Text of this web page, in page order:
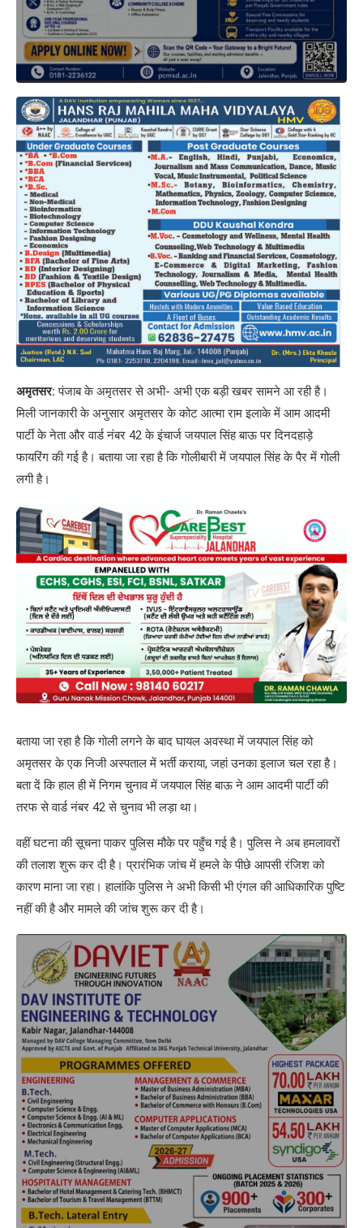
अमृतसर:पंजाब के अमृतसर से अभी- अभी एक बड़ी खबर सामने आ रही है।
मिली जानकारी के अनुसार अमृतसर के कोट आत्मा राम इलाके में आम आदमी
पार्टी के नेता और वार्ड नंबर 42 के इंचार्ज जयपाल सिंह बाऊ पर दिनदहाड़े
फायरिंग की गई है। बताया जा रहा है कि गोलीबारी में जयपाल सिंह के पैर में गोली
लगी है।
बताया जा रहा है कि गोली लगने के बाद घायल अवस्था में जयपाल सिंह को
अमृतसर के एक निजी अस्पताल में भर्ती कराया, जहां उनका इलाज चल रहा है।
बता दें कि हाल ही में निगम चुनाव में जयपाल सिंह बाऊ ने आम आदमी पार्टी की
तरफ से वार्ड नंबर 42 से चुनाव भी लड़ा था।
वहीं घटना की सूचना पाकर पुलिस मौके पर पहुँच गई है। पुलिस ने अब हमलावरों
की तलाश शुरू कर दी है। प्रारंभिक जांच में हमले के पीछे आपसी रंजिश को
कारण माना जा रहा। हालांकि पुलिस ने अभी किसी भी एंगल की आधिकारिक पुष्टि
नहीं की है और मामले की जांच शुरू कर दी है।